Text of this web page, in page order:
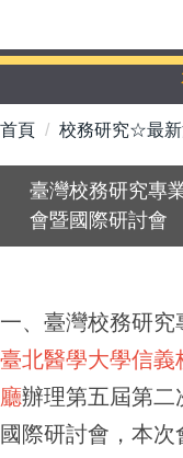
主
內
首頁 校務研究☆最新
臺灣校務研究專
會暨國際研討會
一、臺灣校務研究
臺北醫學大學信義
廳辦理第五屆第二
國際研討會，本次